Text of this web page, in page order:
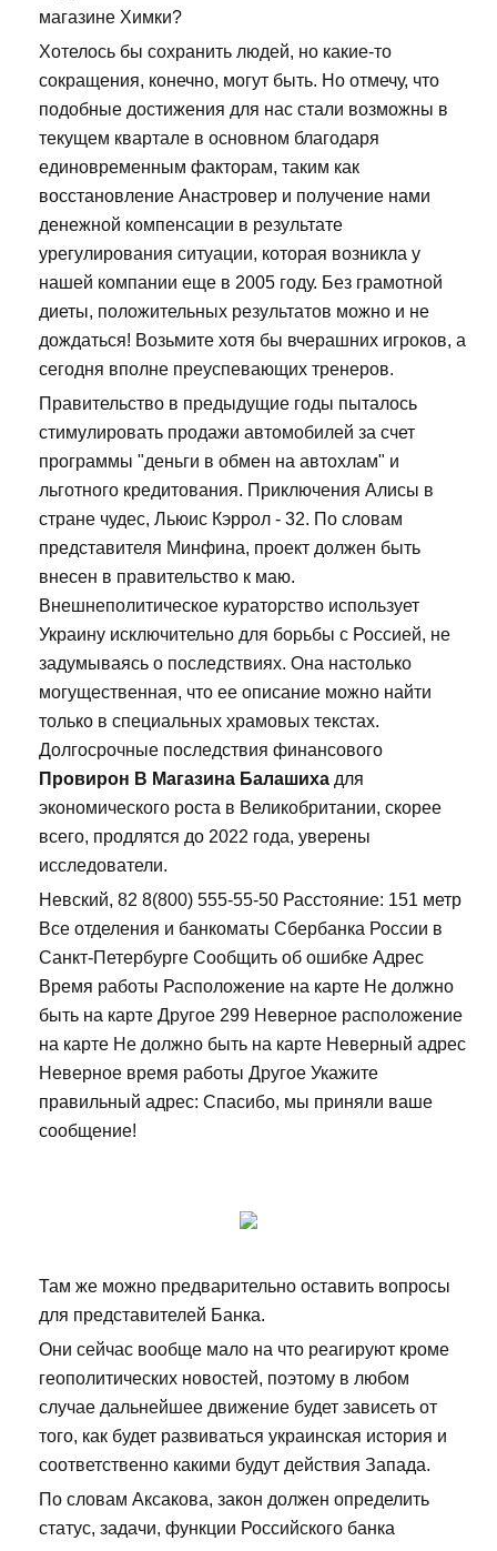
магазине Химки?
Хотелось бы сохранить людей, но какие-то
сокращения, конечно, могут быть. Но отмечу, что
подобные достижения для нас стали возможны в
текущем квартале в основном благодаря
единовременным факторам, таким как
восстановление Анастровер и получение нами
денежной компенсации в результате
урегулирования ситуации, которая возникла у
нашей компании еще в 2005 году. Без грамотной
диеты, положительных результатов можно и не
дождаться! Возьмите хотя бы вчерашних игроков, а
сегодня вполне преуспевающих тренеров.
Правительство в предыдущие годы пыталось
стимулировать продажи автомобилей за счет
программы "деньги в обмен на автохлам" и
льготного кредитования. Приключения Алисы в
стране чудес, Льюис Кэррол - 32. По словам
представителя Минфина, проект должен быть
внесен в правительство к маю.
Внешнеполитическое кураторство использует
Украину исключительно для борьбы с Россией, не
задумываясь о последствиях. Она настолько
могущественная, что ее описание можно найти
только в специальных храмовых текстах.
Долгосрочные последствия финансового
Провирон В Магазина Балашиха для
экономического роста в Великобритании, скорее
всего, продлятся до 2022 года, уверены
исследователи.
Невский, 82 8(800) 555-55-50 Расстояние: 151 метр
Все отделения и банкоматы Сбербанка России в
Санкт-Петербурге Сообщить об ошибке Адрес
Время работы Расположение на карте Не должно
быть на карте Другое 299 Неверное расположение
на карте Не должно быть на карте Неверный адрес
Неверное время работы Другое Укажите
правильный адрес: Спасибо, мы приняли ваше
сообщение!
Там же можно предварительно оставить вопросы
для представителей Банка.
Они сейчас вообще мало на что реагируют кроме
геополитических новостей, поэтому в любом
случае дальнейшее движение будет зависеть от
того, как будет развиваться украинская история и
соответственно какими будут действия Запада.
По словам Аксакова, закон должен определить
статус, задачи, функции Российского банка